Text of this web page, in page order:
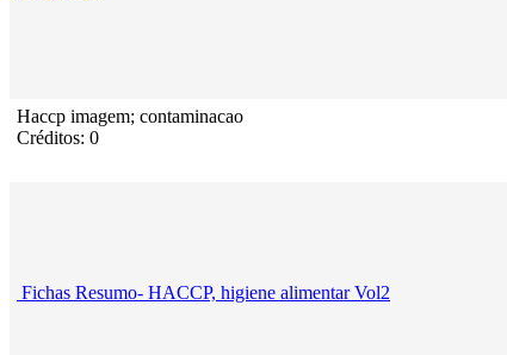
Haccp imagem; contaminacao
Créditos: 0
Fichas Resumo- HACCP, higiene alimentar Vol2